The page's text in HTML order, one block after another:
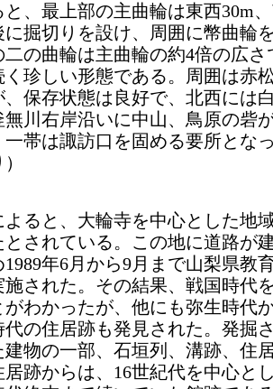
、最上部の主曲輪は東西30m
掘切りを設け、周囲に幣曲輪
の曲輪は主曲輪の約4倍の広さ
珍しい形態である。周囲は赤
保存状態は良好で、北西には
無川右岸沿いに中山、鳥原の砦
帯は諏訪口を固める要所とな
よると、大輪寺を中心とした地
とされている。この地に道路が
年6月から9月まで山梨県教
施された。その結果、戦国時代
わかったが、他にも弥生時代
の住居跡も発見された。発掘
物の一部、石垣列、溝跡、住
跡からは、16世紀代を中心と